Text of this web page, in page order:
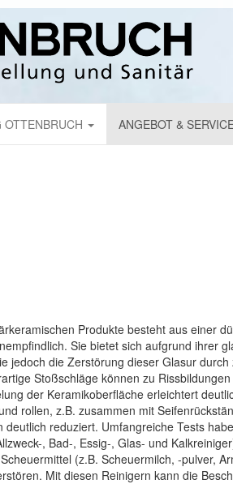
OTTENBRUCH ANGEBOT &
Produkte besteht aus einer
Sie bietet sich aufgrund ihrer
jedoch die Zerstörung dieser Glasur
Stoßschläge können zu
der Keramikoberfläche erleichtert
rollen, z.B. zusammen mit
deutlich reduziert. Umfangreiche Tests
, Bad-, Essig-, Glas- und
(z.B. Scheuermilch, -pulver,
Mit diesen Reinigern kann die